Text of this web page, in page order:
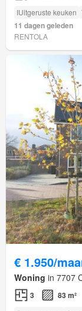
IUitgeruste keuken
11 dagen geleden
RENTOLA
€ 1.950/
Woning in 7707
3 83 m²